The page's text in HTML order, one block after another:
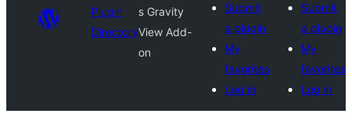
Plugin
Directory
s Gravity
View Add-
on
Submit
a plugin
My
favorites
Log in
Submit
a plugin
My
favorites
Log in